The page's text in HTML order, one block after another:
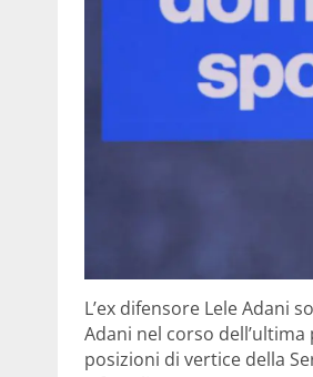
L’ex difensore Lele Adani
Adani nel corso
posizioni di vertice della